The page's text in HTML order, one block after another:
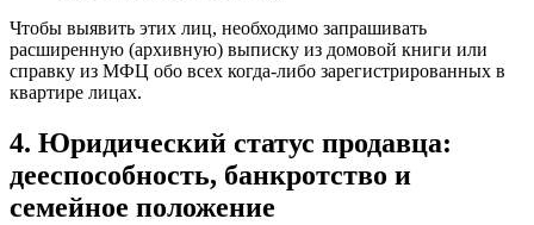
Чтобы выявить этих лиц, необходимо запрашивать
расширенную (архивную) выписку из домовой книги или
справку из МФЦ обо всех когда-либо зарегистрированных в
квартире лицах.
4. Юридический статус продавца:
дееспособность, банкротство и
семейное положение